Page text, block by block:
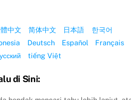
中文 简体中文 日本語
한국어
Deutsch Español Français
tiếng Việt
di Sini: